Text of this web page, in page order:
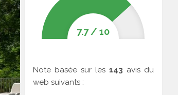
7.7/10
Note basée sur les 143 avis du
web suivants :